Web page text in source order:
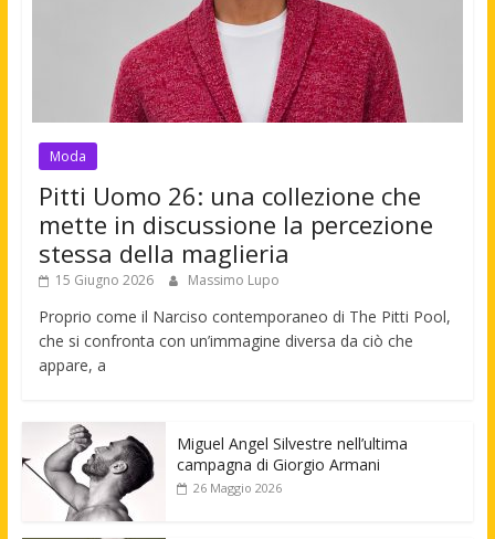
Moda
Pitti Uomo 26: una collezione che
mette in discussione la percezione
stessa della maglieria
15 Giugno 2026 Massimo Lupo
Proprio come il Narciso contemporaneo di The Pitti Pool,
che si confronta con un’immagine diversa da ciò che
appare, a
Miguel Angel Silvestre nell’ultima
campagna di Giorgio Armani
26 Maggio 2026